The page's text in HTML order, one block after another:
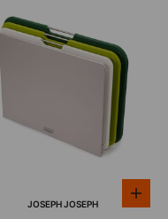
הוספה לסלJOSEPH JOSEPH